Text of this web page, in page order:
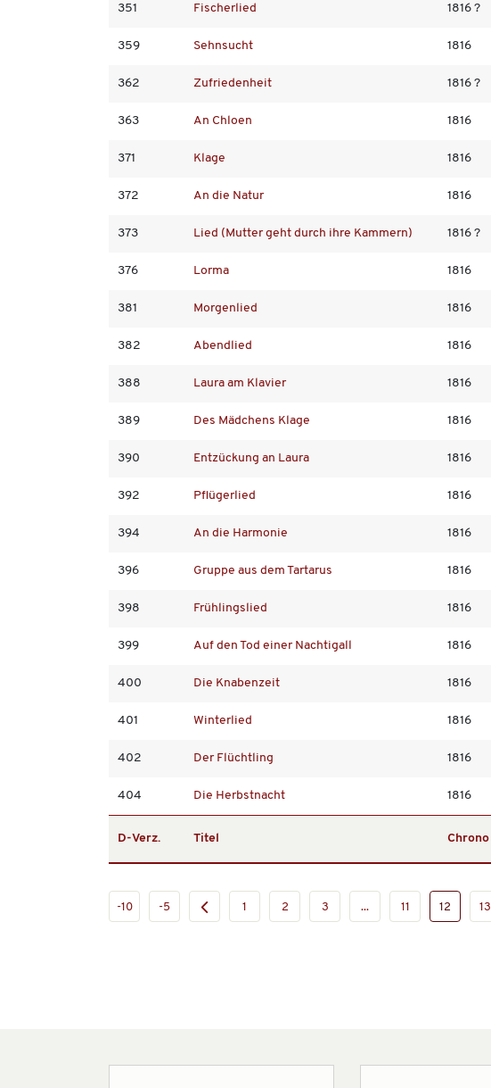
351 Fischerlied 1816 ?
359 Sehnsucht 1816
362 Zufriedenheit 1816 ?
363 An Chloen 1816
371 Klage 1816
372 An die Natur 1816
373 Lied (Mutter geht durch ihre Kammern) 1816 ?
376 Lorma 1816
381 Morgenlied 1816
382 Abendlied 1816
388 Laura am Klavier 1816
389 Des Mädchens Klage 1816
390 Entzückung an Laura 1816
392 Pflügerlied 1816
394 An die Harmonie 1816
396 Gruppe aus dem Tartarus 1816
398 Frühlingslied 1816
399 Auf den Tod einer Nachtigall 1816
400 Die Knabenzeit 1816
401 Winterlied 1816
402 Der Flüchtling 1816
404 Die Herbstnacht 1816
D-Verz. Titel Chrono
-10 -5 1 2 3 ... 11 12 13